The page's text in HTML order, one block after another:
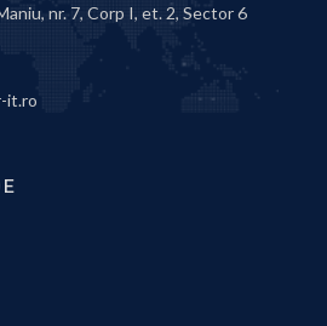
nr. 7, Corp I, et. 2, Sector 6
it.ro